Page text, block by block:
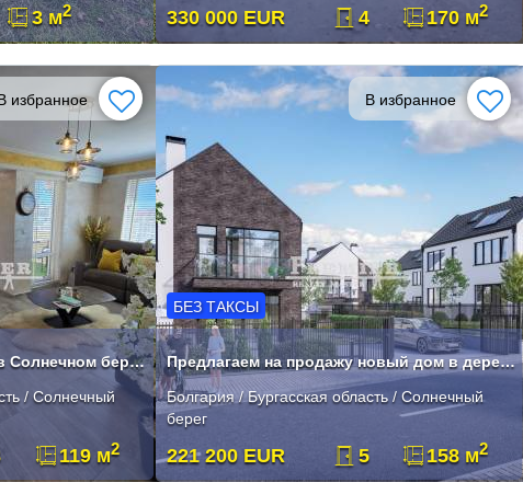
3 м2 330 000 EUR 4 170 м2
избранное
Трехкомнатная квартира в Солнечном берегу
/ Солнечный
119 м2
В избранное
БЕЗ ТАКСЫ
Предлагаем на продажу новый дом в деревне Кошарица.
Болгария / Бургасская область / Солнечный
берег
221 200 EUR 5 158 м2